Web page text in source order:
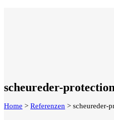
scheureder-
Home > Referenzen > scheureder-